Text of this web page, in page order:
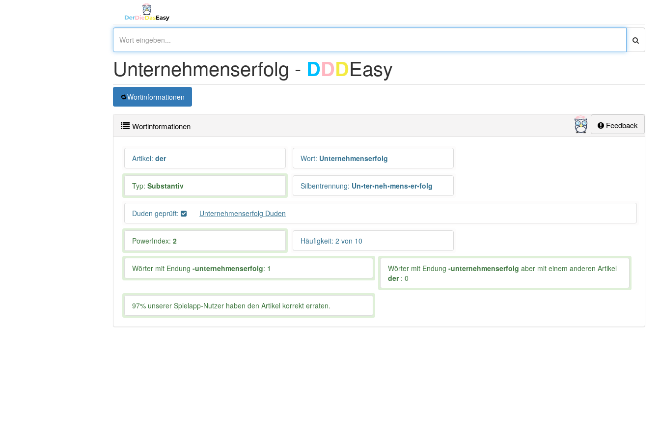
Unternehmenserfolg - DDDEasy
Wortinformationen
Feedback
Wortinformationen
Artikel: der Wort: Unternehmenserfolg
Typ: Substantiv Silbentrennung: Un•ter•neh•mens•er•folg
Duden geprüft: Unternehmenserfolg Duden
PowerIndex: 2 Häufigkeit: 2 von 10
Wörter mit Endung -unternehmenserfolg: 1 Wörter mit Endung-unternehmenserfolg aber mit einem anderen Artikel
der: 0
97% unserer Spielapp-Nutzer haben den Artikel korrekt erraten.